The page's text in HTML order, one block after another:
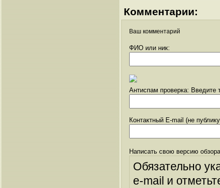
Комментарии:
Ваш комментарий
ФИО или ник:
Антиспам проверка: Введите
Контактный E-mail (не
Написать свою версию
Обязательно
e-mail и